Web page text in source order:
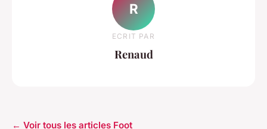
R
ECRIT PAR
Renaud
← Voir tous les articles Foot